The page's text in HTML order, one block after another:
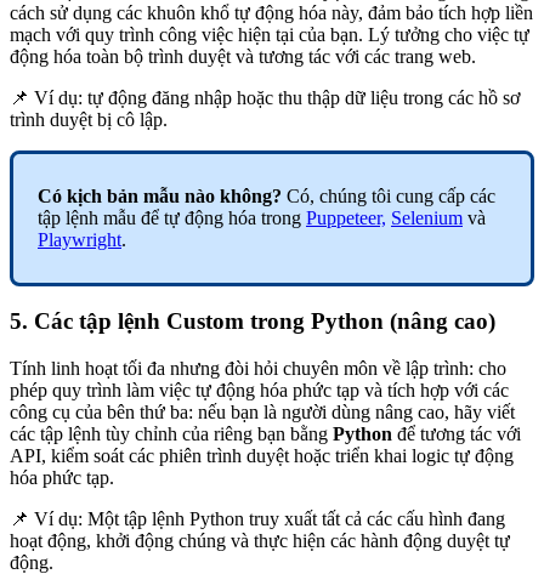
cách sử dụng các khuôn khổ tự động hóa này, đảm bảo tích hợp liền
mạch với quy trình công việc hiện tại của bạn. Lý tưởng cho việc tự
động hóa toàn bộ trình duyệt và tương tác với các trang web.
📌 Ví dụ: tự động đăng nhập hoặc thu thập dữ liệu trong các hồ sơ
trình duyệt bị cô lập.
Có kịch bản mẫu nào không? Có, chúng tôi cung cấp các
tập lệnh mẫu để tự động hóa trong Puppeteer, Selenium và
Playwright.
5. Các tập lệnh Custom trong Python (nâng cao)
Tính linh hoạt tối đa nhưng đòi hỏi chuyên môn về lập trình: cho
phép quy trình làm việc tự động hóa phức tạp và tích hợp với các
công cụ của bên thứ ba: nếu bạn là người dùng nâng cao, hãy viết
các tập lệnh tùy chỉnh của riêng bạn bằng Python để tương tác với
API, kiểm soát các phiên trình duyệt hoặc triển khai logic tự động
hóa phức tạp.
📌 Ví dụ: Một tập lệnh Python truy xuất tất cả các cấu hình đang
hoạt động, khởi động chúng và thực hiện các hành động duyệt tự
động.